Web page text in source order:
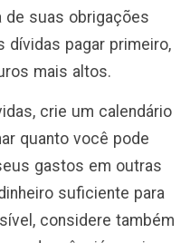
de suas obrigações
dívidas pagar primeiro,
mais altos.
crie um calendário
quanto você pode
gastos em outras
suficiente para
considere também